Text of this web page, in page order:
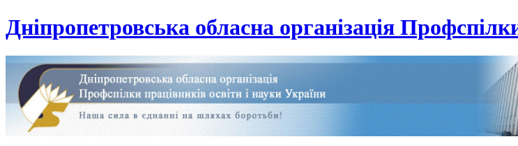
Дніпропетровська обласна організація